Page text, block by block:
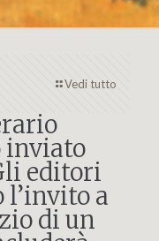
Vedi tutto
inviato
editori
a
di un